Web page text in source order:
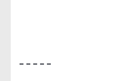
– – – – –